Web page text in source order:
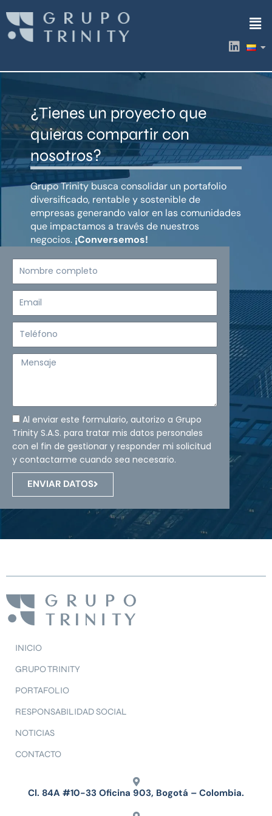
contenido
L
i
k
i
¿Tienes un proyecto que
quieras compartir con
nosotros?
Grupo Trinity busca consolidar un portafolio
diversificado, rentable y sostenible de
empresas generando valor en las comunidades
que impactamos a través de nuestros
negocios. ¡Conversemos!
Mensaje
Al enviar este formulario, autorizo a Grupo
Trinity S.A.S. para tratar mis datos personales
con el fin de gestionar y responder mi solicitud
y contactarme cuando sea necesario.
ENVIAR DATOS
INICIO
GRUPO TRINITY
PORTAFOLIO
RESPONSABILIDAD SOCIAL
NOTICIAS
CONTACTO
Cl. 84A #10-33 Oficina 903, Bogotá – Colombia.